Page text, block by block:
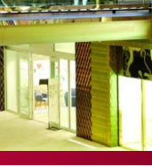
Ultima
1-2/
SOMMARIO
EDITORIALE
PREVIDENZA